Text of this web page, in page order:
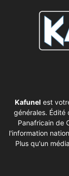
Kafunel est
générales. Édité
Panafricain de
l'information
Plus qu'un